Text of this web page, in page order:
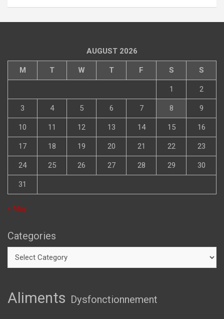
AUGUST 2026
M T W T F S S
1 2
3 4 5 6 7 8 9
10 11 12 13 14 15 16
17 18 19 20 21 22 23
24 25 26 27 28 29 30
31
« May
Categories
Aliments Dysfonctionnement